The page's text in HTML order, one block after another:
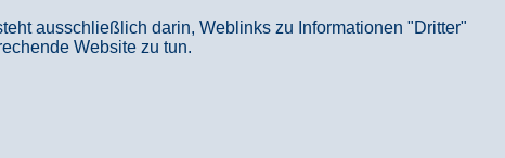
ausschließlich darin, Weblinks zu Informationen "Dritter"
Website zu tun.